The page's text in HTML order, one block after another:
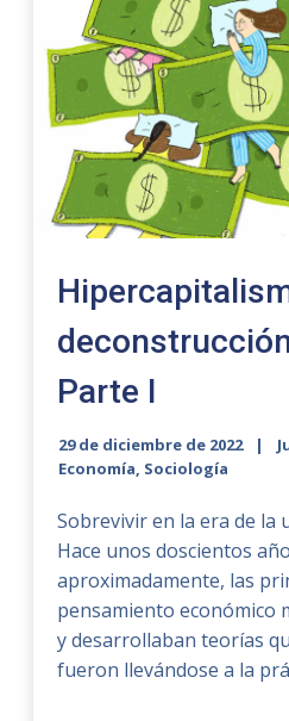
Parte I
29 de diciembre de 2022
Economía, Sociología
Sobrevivir en la era de la
Hace unos doscientos
aproximadamente, las
pensamiento económico
y desarrollaban teorías
fueron llevándose a la